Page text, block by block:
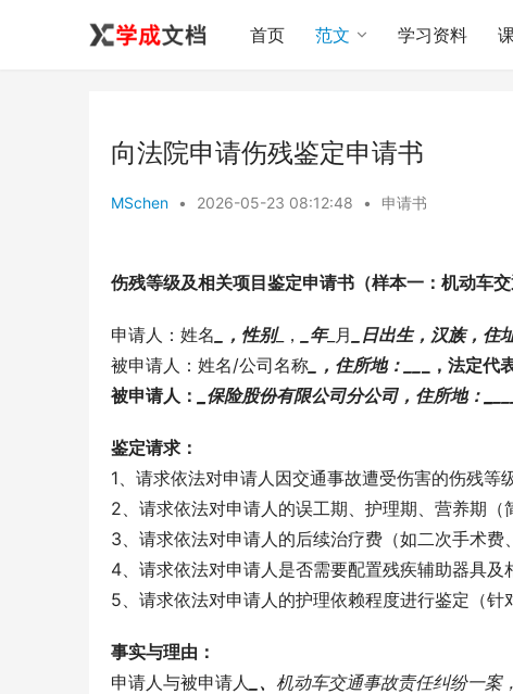
首页 范文 学习资料
向法院申请伤残鉴定申请书
MSchen • 2026-05-23 08:12:48 • 申请书
伤残等级及相关项目鉴定申请书（样本一：机动车交
申请人：姓名 _，性别_， _年_月 _日出生，汉族，住
被申请人：姓名/公司名称 _，住所地： _，法定代
被申请人：
_保险股份有限公司分公司，住所地：
鉴定请求：
1、请求依法对申请人因交通事故遭受伤害的伤残等
2、请求依法对申请人的误工期、护理期、营养期（
3、请求依法对申请人的后续治疗费（如二次手术费
4、请求依法对申请人是否需要配置残疾辅助器具及
5、请求依法对申请人的护理依赖程度进行鉴定（针
事实与理由：
申请人与被申请人 _、 机动车交通事故责任纠纷一案